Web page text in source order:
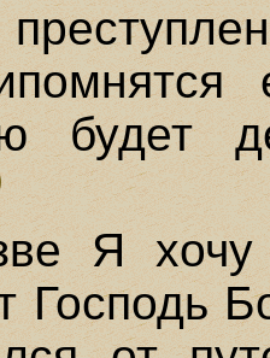
будет
Я хочу
Господь